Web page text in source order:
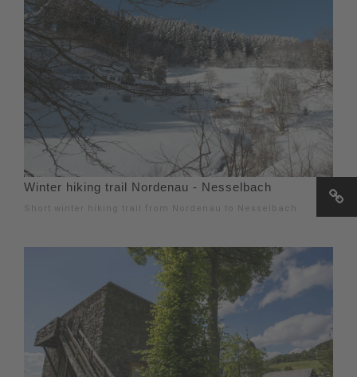
Winter hiking trail Nordenau - Nesselbach
Short winter hiking trail from Nordenau to Nesselbach.